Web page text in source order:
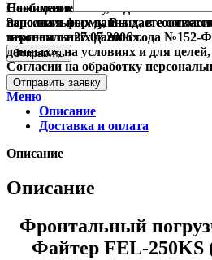
Сообщение
Заполняя форму, Вы даете
персональных данных.
Поиск
Меню
Нажимая кнопку, я даю свое
персональных данных, в
законом от 27.07.2006 года №152-
данных», на условиях и для
Согласии на обработку
Отправить заявку
Описание
Доставка и оплата
Описание
Описание
Фронтальный
Файтер FEL-250KS